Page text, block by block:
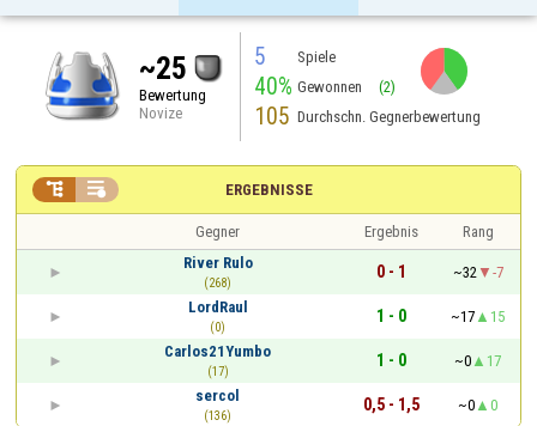
~25
Bewertung
Novize
5 Spiele
40% Gewonnen (2)
105 Durchschn. Gegnerbewertung
ERGEBNISSE
 
Gegner Ergebnis
Rang
River Rulo
(268)
0 - 1 ~32
-7
LordRaul
(0)
1 - 0 ~17
15
Carlos21Yumbo
(17)
1 - 0 ~0
17
sercol
(136)
0,5 - 1,5 ~0 0